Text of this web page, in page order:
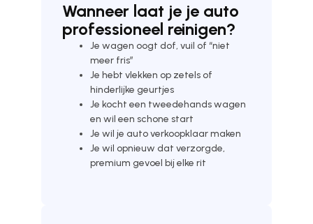
Wanneer laat je je auto
professioneel reinigen?
Je wagen oogt dof, vuil of “niet
meer fris”
Je hebt vlekken op zetels of
hinderlijke geurtjes
Je kocht een tweedehands wagen
en wil een schone start
Je wil je auto verkoopklaar maken
Je wil opnieuw dat verzorgde,
premium gevoel bij elke rit